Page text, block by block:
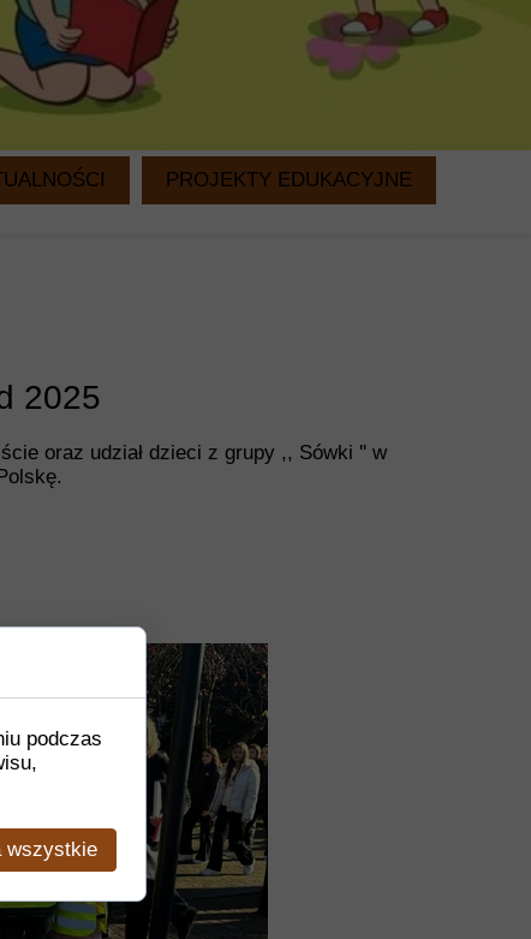
2025
oraz udział dzieci z grupy ,, Sówki '' w
PROJEKTY EDUKACYJNE
podczas
wszystkie